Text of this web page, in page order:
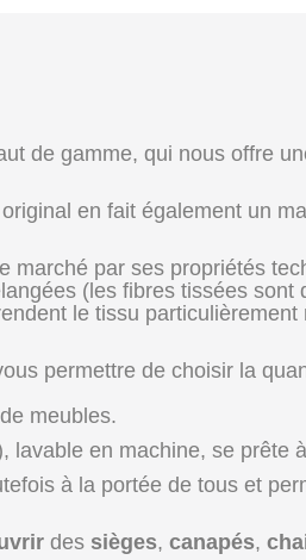
de gamme, qui nous offre
en fait également un
marché par ses propriétés
(les fibres tissées sont
le tissu
permettre de choisir la
meubles.
lavable en machine, se prête
à la portée de tous et
des sièges, canapés,